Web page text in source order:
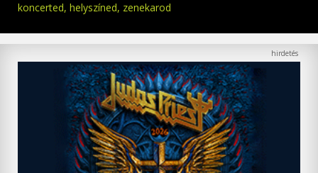
koncerted, helyszíned, zenekarod